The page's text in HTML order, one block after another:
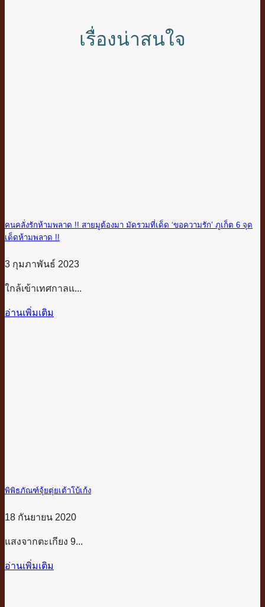
เรื่องน่าสนใจ
คนคลั่งรักห้ามพลาด !! สายมูต้องมา มัดรวมที่เด็ด ‘ขอความรัก’ ภูเก็ต 6 จุด
เด็ดห้ามพลาด !!
3 กุมภาพันธ์ 2023
ใกล้เข้าเทศกาลแ...
อ่านเพิ่มเติม
พิพิธภัณฑ์จุ้ยตุ่ยเต้าโบ้เก้ง
18 กันยายน 2020
แสงจากตะเกียง 9...
อ่านเพิ่มเติม